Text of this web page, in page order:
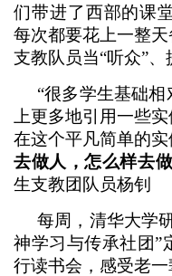
们带进了西部的课
每次都要花上一整
支教队员当“听众”、
“很多学生基础相
上更多地引用一些
在这个平凡简单的实
去做人，怎么样去做
生支教团队员杨钊
每周，清华大学
神学习与传承社团”
行读书会，感受老